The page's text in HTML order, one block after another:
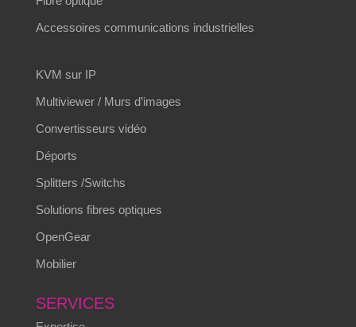
Accessoires communications industrielles
KVM sur IP
Multiviewer / Murs d’images
Convertisseurs vidéo
Déports
Splitters /Switchs
Solutions fibres optiques
OpenGear
Mobilier
SERVICES